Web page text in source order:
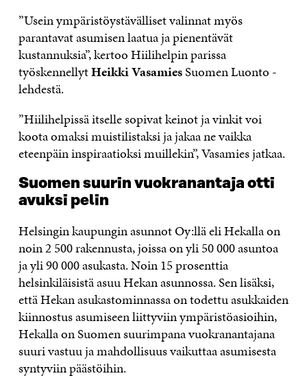
”Usein ympäristöystävälliset valinnat myös
parantavat asumisen laatua ja pienentävät
kustannuksia”, kertoo Hiilihelpin parissa
työskennellytHeikki VasamiesSuomen Luonto -
lehdestä.
”Hiilihelpissä itselle sopivat keinot ja vinkit voi
koota omaksi muistilistaksi ja jakaa ne vaikka
eteenpäin inspiraatioksi muillekin”, Vasamies jatkaa.
Suomen suurin vuokranantaja otti
avuksi pelin
Helsingin kaupungin asunnot Oy:llä eli Hekalla on
noin 2 500 rakennusta, joissa on yli 50 000 asuntoa
ja yli 90 000 asukasta. Noin 15 prosenttia
helsinkiläisistä asuu Hekan asunnossa. Sen lisäksi,
että Hekan asukastominnassa on todettu asukkaiden
kiinnostus asumiseen liittyviin ympäristöasioihin,
Hekalla on Suomen suurimpana vuokranantajana
suuri vastuu ja mahdollisuus vaikuttaa asumisesta
syntyviin päästöihin.